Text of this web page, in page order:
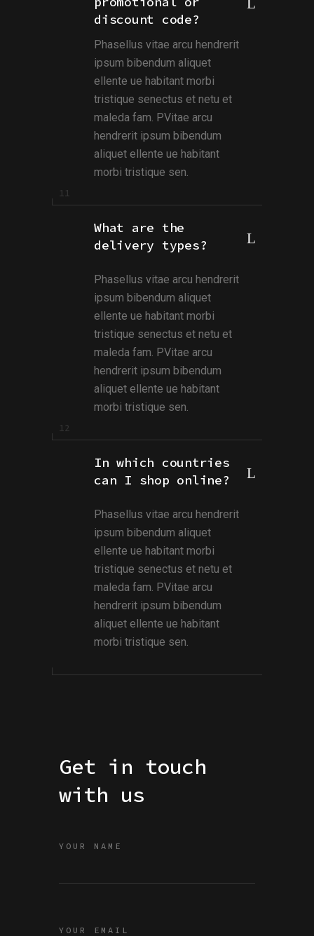
discount code?
Phasellus vitae arcu hendrerit
ipsum bibendum aliquet
ellente ue habitant morbi
tristique senectus et netu et
maleda fam. PVitae arcu
hendrerit ipsum bibendum
aliquet ellente ue habitant
morbi tristique sen.
What are the
delivery types?
Phasellus vitae arcu hendrerit
ipsum bibendum aliquet
ellente ue habitant morbi
tristique senectus et netu et
maleda fam. PVitae arcu
hendrerit ipsum bibendum
aliquet ellente ue habitant
morbi tristique sen.
In which countries
can I shop online?
Phasellus vitae arcu hendrerit
ipsum bibendum aliquet
ellente ue habitant morbi
tristique senectus et netu et
maleda fam. PVitae arcu
hendrerit ipsum bibendum
aliquet ellente ue habitant
morbi tristique sen.
Get in touch
with us
YOUR NAME
YOUR EMAIL